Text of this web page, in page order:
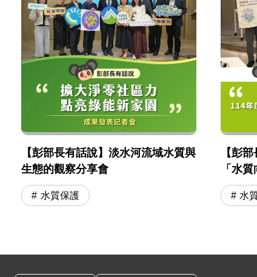
【彭部長有話說】淡水河流域水質與
生態的觀察分享會
水質保護
【彭
「水
水